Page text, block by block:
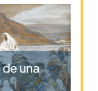
una